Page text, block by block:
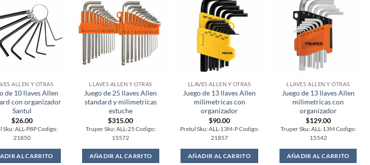
ALLEN Y OTRAS
de 10 llaves Allen
con organizador
Santul
$26.00
Sku: ALL-P8P Codigo:
21850
AL CARRITO
LLAVES ALLEN Y OTRAS
Juego de 25 llaves Allen
standard y milimetricas
estuche
$315.00
Truper Sku: ALL-25 Codigo:
15572
AÑADIR AL CARRITO
LLAVES ALLEN Y OTRAS
Juego de 13 llaves Allen
milimetricas con
organizador
$90.00
Pretul Sku: ALL-13M-P Codigo:
21857
AÑADIR AL CARRITO
LLAVES ALLEN Y OTRAS
Juego de 13 llaves Allen
milimetricas con
organizador
$129.00
Truper Sku: ALL-13M Codigo:
15542
AÑADIR AL CARRITO